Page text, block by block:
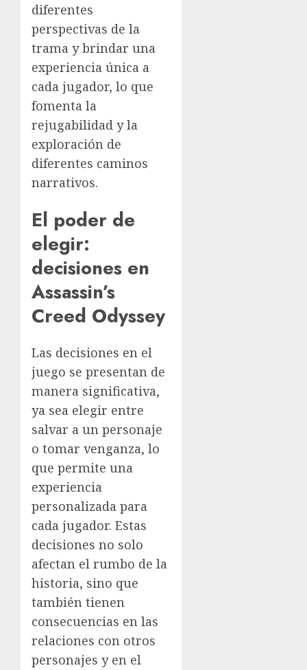
diferentes
perspectivas de la
trama y brindar una
experiencia única a
cada jugador, lo que
fomenta la
rejugabilidad y la
exploración de
diferentes caminos
narrativos.
El poder de
elegir:
decisiones en
Assassin’s
Creed Odyssey
Las decisiones en el
juego se presentan de
manera significativa,
ya sea elegir entre
salvar a un personaje
o tomar venganza, lo
que permite una
experiencia
personalizada para
cada jugador. Estas
decisiones no solo
afectan el rumbo de la
historia, sino que
también tienen
consecuencias en las
relaciones con otros
personajes y en el